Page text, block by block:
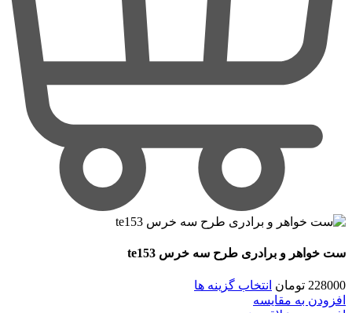
ست خواهر و برادری طرح سه خرس te153
228000 تومان انتخاب گزینه ها
افزودن به مقایسه